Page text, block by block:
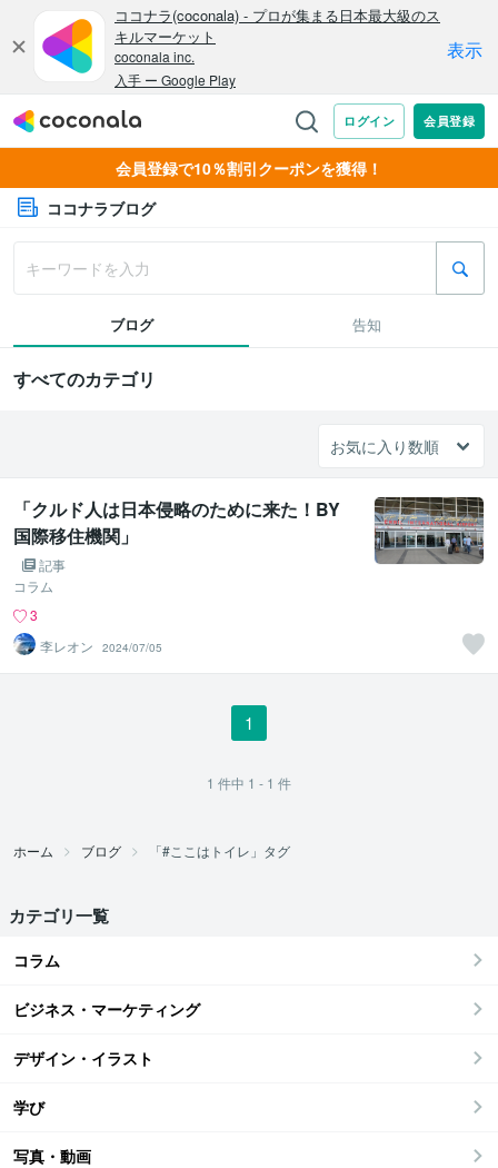
会員登録で10％割引クーポンを獲得！
ココナラブログ
ブログ 告知
すべてのカテゴリ
「クルド人は日本侵略のために来た！BY
国際移住機関」
記事
コラム
3
李レオン
2024/07/05
1
1 件中 1 - 1 件
ホーム ブログ 「#ここはトイレ」タグ
カテゴリ一覧
コラム
ビジネス・マーケティング
デザイン・イラスト
学び
写真・動画